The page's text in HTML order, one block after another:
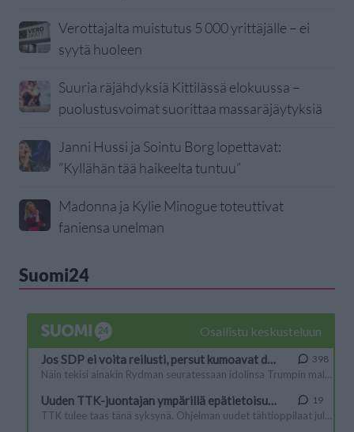
Verottajalta muistutus 5 000 yrittäjälle – ei
syytä huoleen
Suuria räjähdyksiä Kittilässä elokuussa –
puolustusvoimat suorittaa massaräjäytyksiä
Janni Hussi ja Sointu Borg lopettavat:
”Kyllähän tää haikeelta tuntuu”
Madonna ja Kylie Minogue toteuttivat
faniensa unelman
Suomi24